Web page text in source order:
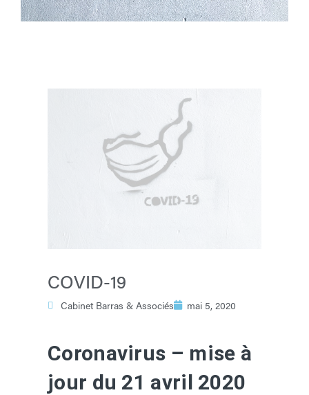
COVID-19
Cabinet Barras & Associés mai 5, 2020
Coronavirus – mise à
jour du 21 avril 2020